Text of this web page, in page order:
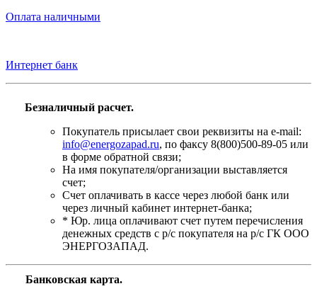
Оплата наличными
Интернет банк
Безналичный расчет.
Покупатель присылает свои реквизиты на e-mail:
info@energozapad.ru, по факсу 8(800)500-89-05 или
в форме обратной связи;
На имя покупателя/организации выставляется
счет;
Счет оплачивать в кассе через любой банк или
через личный кабинет интернет-банка;
* Юр. лица оплачивают счет путем перечисления
денежных средств с р/с покупателя на р/с ГК ООО
ЭНЕРГОЗАПАД.
Банковская карта.